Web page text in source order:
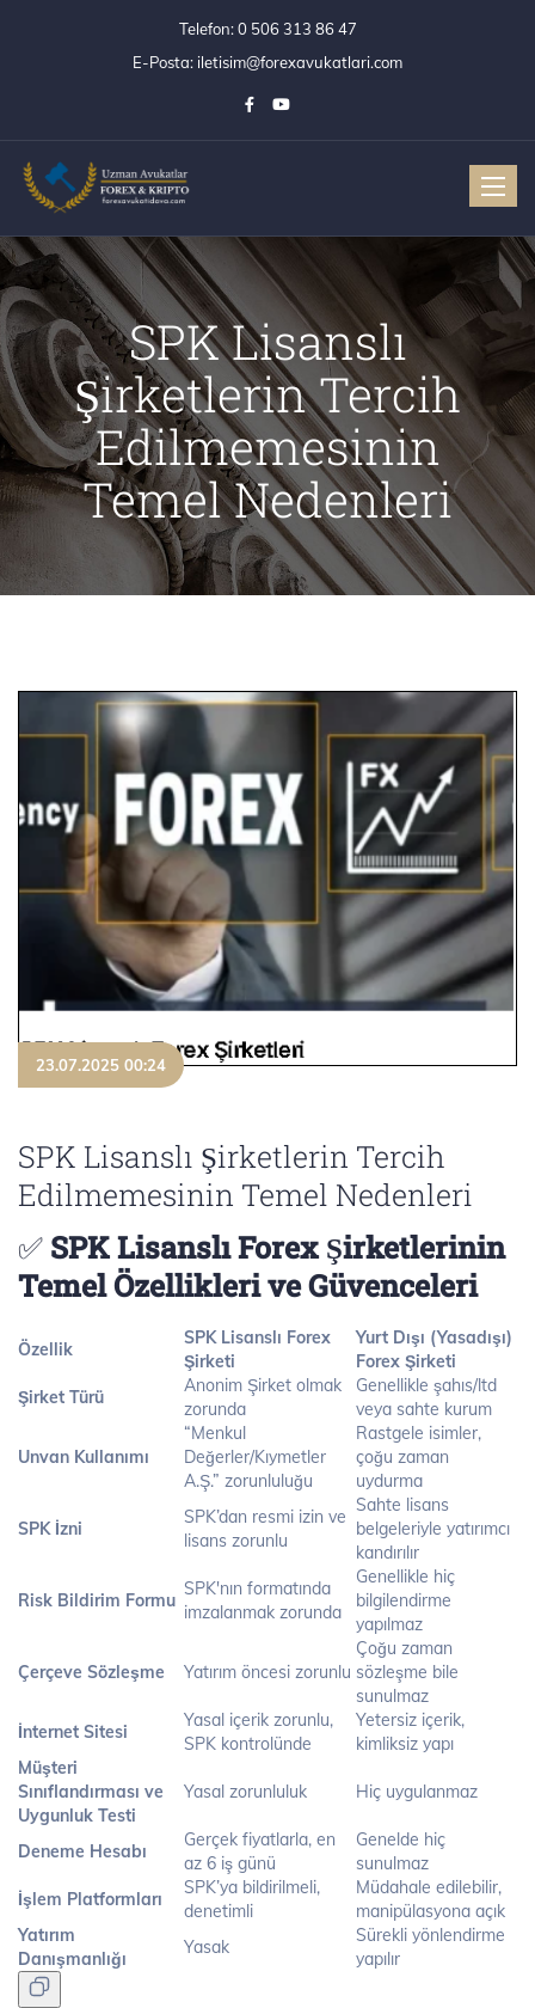
Telefon:0 506 313 86 47
E-Posta: iletisim@forexavukatlari.com
SPK Lisanslı
Şirketlerin Tercih
Edilmemesinin
Temel Nedenleri
23.07.2025 00:24
SPK Lisanslı Şirketlerin Tercih
Edilmemesinin Temel Nedenleri
✅ SPK Lisanslı Forex Şirketlerinin
Temel Özellikleri ve Güvenceleri
Özellik
SPK Lisanslı Forex
Şirketi
Yurt Dışı (Yasadışı)
Forex Şirketi
Şirket Türü
Anonim Şirket olmak
zorunda
Genellikle şahıs/ltd
veya sahte kurum
Unvan Kullanımı
“Menkul
Değerler/Kıymetler
A.Ş.” zorunluluğu
Rastgele isimler,
çoğu zaman
uydurma
SPK İzni
SPK’dan resmi izin ve
lisans zorunlu
Sahte lisans
belgeleriyle yatırımcı
kandırılır
Risk Bildirim Formu
SPK'nın formatında
imzalanmak zorunda
Genellikle hiç
bilgilendirme
yapılmaz
Çerçeve Sözleşme Yatırım öncesi zorunlu
Çoğu zaman
sözleşme bile
sunulmaz
İnternet Sitesi
Yasal içerik zorunlu,
SPK kontrolünde
Yetersiz içerik,
kimliksiz yapı
Müşteri
Sınıflandırması ve
Uygunluk Testi
Yasal zorunluluk Hiç uygulanmaz
Deneme Hesabı
Gerçek fiyatlarla, en
az 6 iş günü
Genelde hiç
sunulmaz
İşlem Platformları
SPK’ya bildirilmeli,
denetimli
Müdahale edilebilir,
manipülasyona açık
Yatırım
Danışmanlığı
Yasak
Sürekli yönlendirme
yapılır